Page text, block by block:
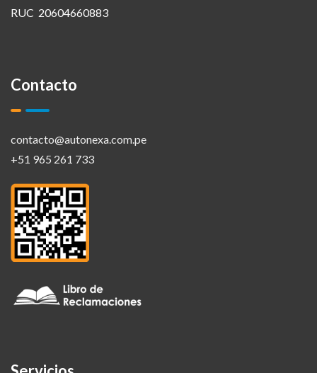
RUC 20604660883
Contacto
contacto@autonexa.com.pe
+51 965 261 733